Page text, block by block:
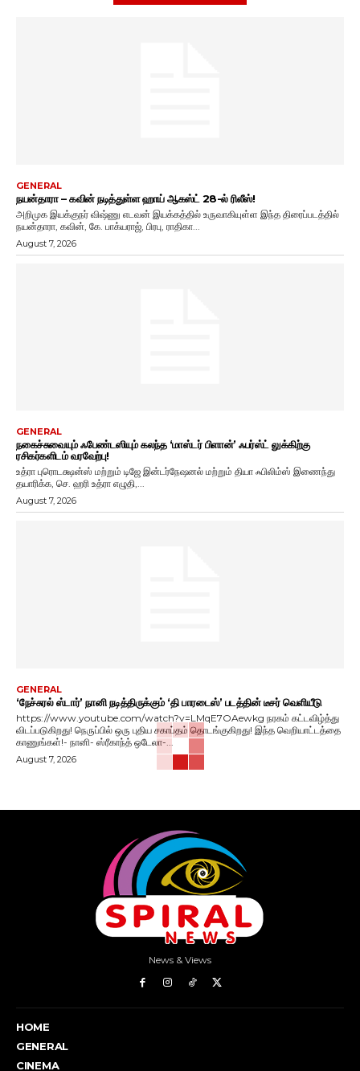
GENERAL
நயன்தாரா – கவின் நடித்துள்ள ஹாய் ஆகஸ்ட் 28-ல் ரிலீஸ்!
அறிமுக இயக்குநர் விஷ்ணு எடவன் இயக்கத்தில் உருவாகியுள்ள இந்த திரைப்படத்தில்
நயன்தாரா, கவின், கே. பாக்யராஜ், பிரபு, ராதிகா...
August 7, 2026
GENERAL
நகைச்சுவையும் ஃபேண்டஸியும் கலந்த ‘மாஸ்டர் பிளான்’ ஃபர்ஸ்ட் லுக்கிற்கு
ரசிகர்களிடம் வரவேற்பு!
உத்ரா புரொடக்ஷன்ஸ் மற்றும் டிஜே இன்டர்நேஷனல் மற்றும் தியா ஃபிலிம்ஸ் இணைந்து
தயாரிக்க, செ. ஹரி உத்ரா எழுதி,...
August 7, 2026
GENERAL
‘நேச்சுரல் ஸ்டார்’ நானி நடித்திருக்கும் ‘தி பாரடைஸ்’ படத்தின் டீசர் வெளியீடு
https://www.youtube.com/watch?v=LMqE7OAewkg நரகம் கட்டவிழ்த்து
விடப்படுகிறது! நெருப்பில் ஒரு புதிய சகாப்தம் தொடங்குகிறது! இந்த வெறியாட்டத்தை
காணுங்கள்!- நானி- ஸ்ரீகாந்த் ஒடேலா-...
August 7, 2026
News & Views
HOME
GENERAL
CINEMA